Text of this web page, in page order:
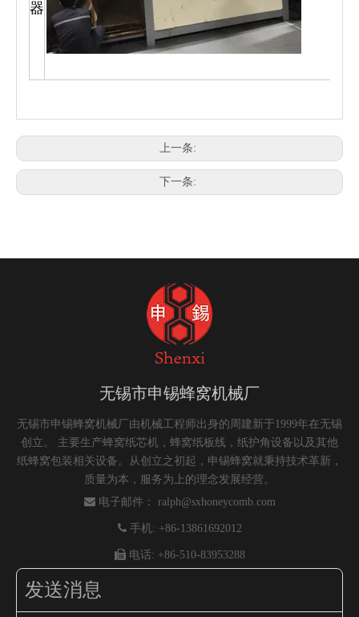
器
上一条:
下一条:
无锡市申锡蜂窝机械厂
无锡市申锡蜂窝机械厂由机械工程师出身的周建新于1999年在无锡
创立。 主要生产蜂窝纸芯机，蜂窝纸板线，纸护角设备以及其他
纸蜂窝包装相关设备。从创立之初起，申锡蜂窝就秉持技术革新，
质量为本，服务为上的理念发展经营。
电子邮件： ralph@sxhoneycomb.com
 手机: +86-13861692012
电话: +86-510-83953288
发送消息